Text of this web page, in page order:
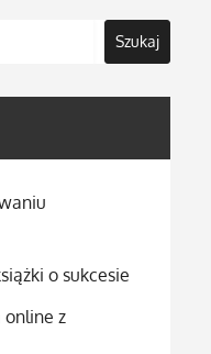
Szukaj
o sukcesie
online z